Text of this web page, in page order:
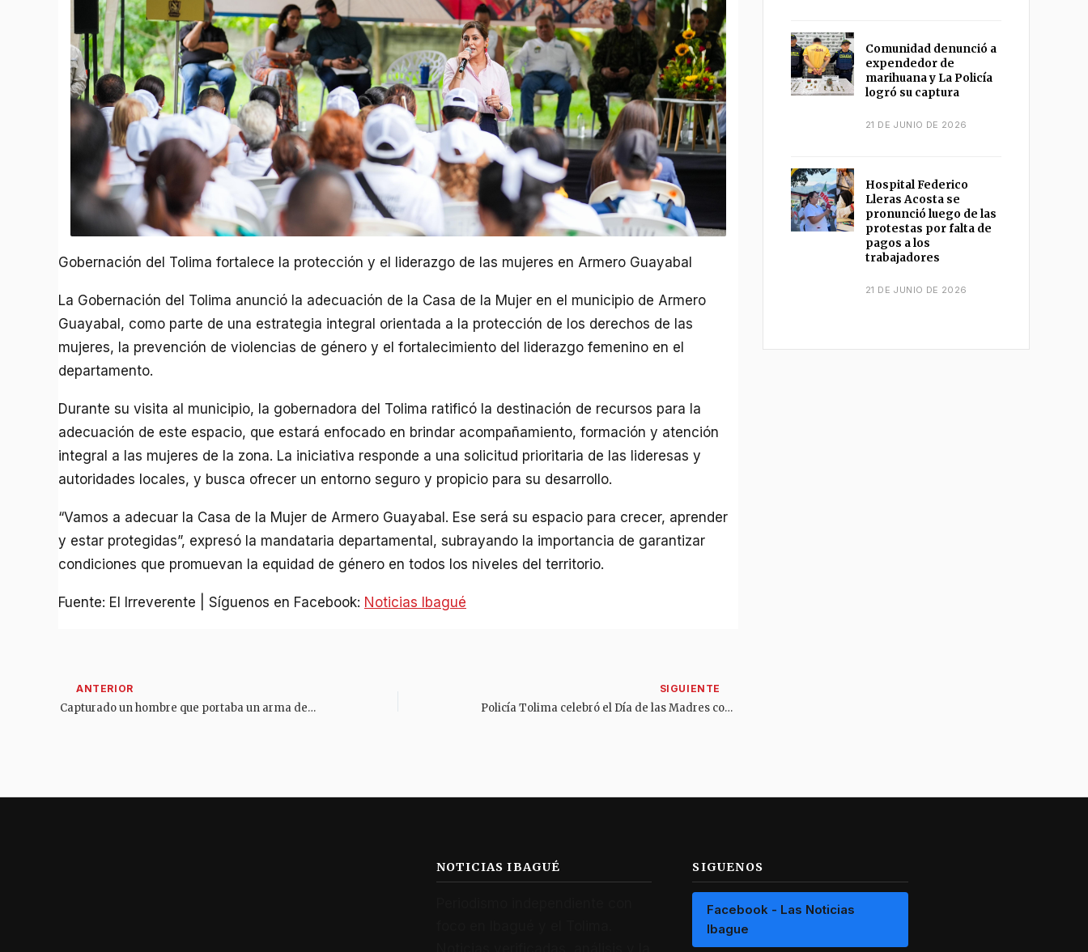
Gobernación del Tolima fortalece la protección y el liderazgo de las mujeres en Armero Guayabal
La Gobernación del Tolima anunció la adecuación de la Casa de la Mujer en el municipio de Armero
Guayabal, como parte de una estrategia integral orientada a la protección de los derechos de las
mujeres, la prevención de violencias de género y el fortalecimiento del liderazgo femenino en el
departamento.
Durante su visita al municipio, la gobernadora del Tolima ratificó la destinación de recursos para la
adecuación de este espacio, que estará enfocado en brindar acompañamiento, formación y atención
integral a las mujeres de la zona. La iniciativa responde a una solicitud prioritaria de las lideresas y
autoridades locales, y busca ofrecer un entorno seguro y propicio para su desarrollo.
“Vamos a adecuar la Casa de la Mujer de Armero Guayabal. Ese será su espacio para crecer, aprender
y estar protegidas”, expresó la mandataria departamental, subrayando la importancia de garantizar
condiciones que promuevan la equidad de género en todos los niveles del territorio.
Fuente: El Irreverente | Síguenos en Facebook: Noticias Ibagué
Capturado un hombre que portaba un arma de fuego en pleno centro de El Espinal Policía Tolima celebró el Día de las Madres con mujeres de la tercera edad
Comunidad denunció a
expendedor de
marihuana y La Policía
logró su captura
21 DE JUNIO DE 2026
Hospital Federico
Lleras Acosta se
pronunció luego de las
protestas por falta de
pagos a los
trabajadores
21 DE JUNIO DE 2026
NOTICIAS IBAGUÉ SIGUENOS
Facebook - Las Noticias
Ibague